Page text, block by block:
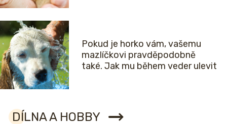
Pokud je horko vám, vašemu
mazlíčkovi pravděpodobně
také. Jak mu během veder ulevit
DÍLNA A HOBBY